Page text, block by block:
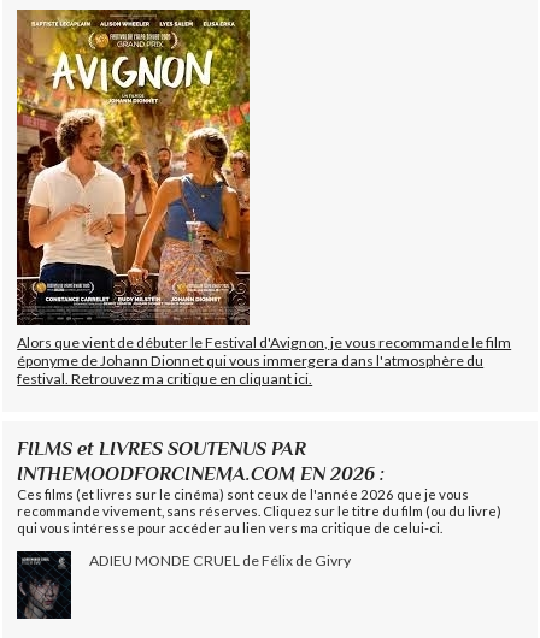
Alors que vient de débuter le Festival d'Avignon, je vous recommande le film
éponyme de Johann Dionnet qui vous immergera dans l'atmosphère du
festival. Retrouvez ma critique en cliquant ici.
FILMS et LIVRES SOUTENUS PAR
INTHEMOODFORCINEMA.COM EN 2026 :
Ces films (et livres sur le cinéma) sont ceux de l'année 2026 que je vous
recommande vivement, sans réserves. Cliquez sur le titre du film (ou du livre)
qui vous intéresse pour accéder au lien vers ma critique de celui-ci.
ADIEU MONDE CRUEL de Félix de Givry